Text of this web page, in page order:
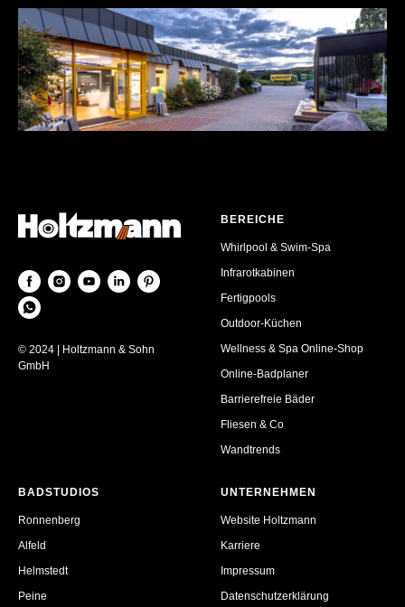
© 2024 | Holtzmann & Sohn
GmbH
BEREICHE
Whirlpool & Swim-Spa
Infrarotkabinen
Fertigpools
Outdoor-Küchen
Wellness & Spa Online-Shop
Online-Badplaner
Barrierefreie Bäder
Fliesen & Co
Wandtrends
BADSTUDIOS
Ronnenberg
Alfeld
Helmstedt
Peine
UNTERNEHMEN
Website Holtzmann
Karriere
Impressum
Datenschutzerklärung